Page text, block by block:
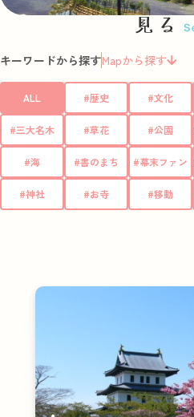
キーワードから探すMapから探す
ALL #歴史 #文化
#三大名木 #草花 #公園
#海 #書のまち #幕末ファン
#神社 #お寺 #移動